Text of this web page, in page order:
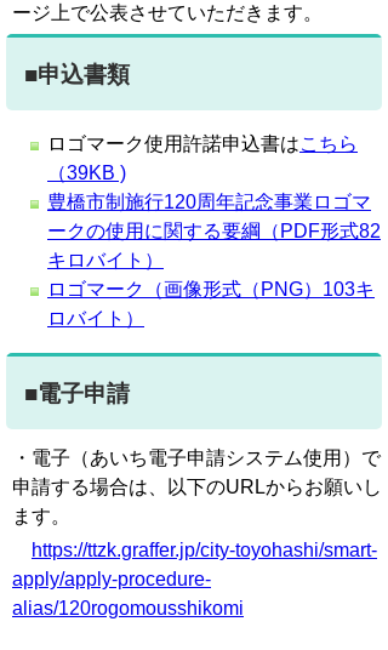
ージ上で公表させていただきます。
■申込書類
ロゴマーク使用許諾申込書はこちら
（39KB )
豊橋市制施行120周年記念事業ロゴマ
ークの使用に関する要綱（PDF形式82
キロバイト）
ロゴマーク（画像形式（PNG）103キ
ロバイト）
■電子申請
・電子（あいち電子申請システム使用）で
申請する場合は、以下のURLからお願いし
ます。
https://ttzk.graffer.jp/city-toyohashi/smart-
apply/apply-procedure-
alias/120rogomousshikomi